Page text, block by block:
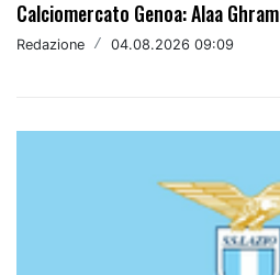
Calciomercato Genoa: Alaa
Redazione / 04.08.2026 09:09